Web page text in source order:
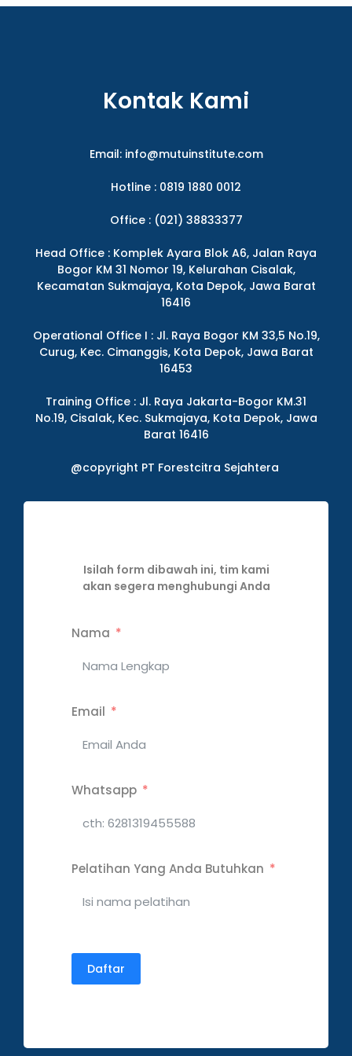
Kontak Kami
Email: info@mutuinstitute.com
Hotline : 0819 1880 0012
Office : (021) 38833377
Head Office : Komplek Ayara Blok A6, Jalan Raya
Bogor KM 31 Nomor 19, Kelurahan Cisalak,
Kecamatan Sukmajaya, Kota Depok, Jawa Barat
16416
Operational Office I : Jl. Raya Bogor KM 33,5 No.19,
Curug, Kec. Cimanggis, Kota Depok, Jawa Barat
16453
Training Office : Jl. Raya Jakarta-Bogor KM.31
No.19, Cisalak, Kec. Sukmajaya, Kota Depok, Jawa
Barat 16416
@copyright PT Forestcitra Sejahtera
Isilah form dibawah ini, tim kami
akan segera menghubungi Anda
Nama
Email
Whatsapp
Pelatihan Yang Anda Butuhkan
Daftar